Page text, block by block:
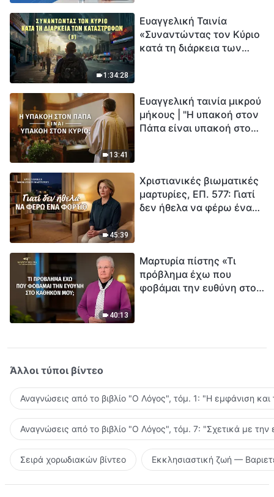
1:34:28
Ευαγγελική Ταινία
«Συναντώντας τον Κύριο
κατά τη διάρκεια των
εξαφάνισης». Οι
καταστροφές χτυπούν.
Ξεκινά η αντίστροφη
13:41
Ευαγγελική ταινία μικρού
μήκους | "Η υπακοή στον
Πάπα είναι υπακοή στον
45:39
Χριστιανικές βιωματικές
μαρτυρίες, ΕΠ. 577: Γιατί
δεν ήθελα να φέρω ένα
40:13
Μαρτυρία πίστης «Τι
πρόβλημα έχω που
φοβάμαι την ευθύνη στο
Άλλοι τύποι βίντεο
Αναγνώσεις από το βιβλίο "Ο Λόγος", τόμ. 1: "Η εμφάνιση
Αναγνώσεις από το βιβλίο "Ο Λόγος", τόμ. 7: "Σχετικά με την
Σειρά χορωδιακών βίντεο Εκκλησιαστική ζωή —